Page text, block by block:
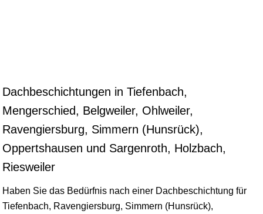
Dachbeschichtungen in Tiefenbach,
Mengerschied, Belgweiler, Ohlweiler,
Ravengiersburg, Simmern (Hunsrück),
Oppertshausen und Sargenroth, Holzbach,
Riesweiler
Haben Sie das Bedürfnis nach einer Dachbeschichtung für
Tiefenbach, Ravengiersburg, Simmern (Hunsrück),